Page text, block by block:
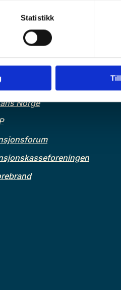
Statistikk
Norge